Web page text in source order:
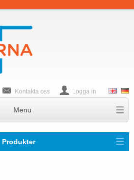
Logga in
Kontakta oss
Produkter